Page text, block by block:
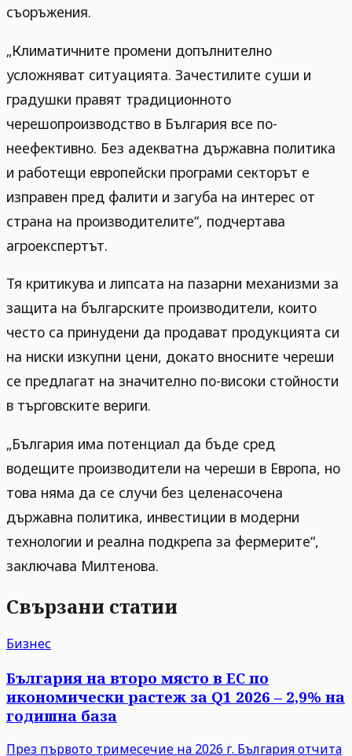
съоръжения.
„Климатичните промени допълнително
усложняват ситуацията. Зачестилите суши и
градушки правят традиционното
черешопроизводство в България все по-
неефективно. Без адекватна държавна политика
и работещи европейски програми секторът е
изправен пред фалити и загуба на интерес от
страна на производителите“, подчертава
агроекспертът.
Тя критикува и липсата на пазарни механизми за
защита на българските производители, които
често са принудени да продават продукцията си
на ниски изкупни цени, докато вносните череши
се предлагат на значително по-високи стойности
в търговските вериги.
„България има потенциал да бъде сред
водещите производители на череши в Европа, но
това няма да се случи без целенасочена
държавна политика, инвестиции в модерни
технологии и реална подкрепа за фермерите“,
заключава Милтенова.
Свързани статии
Бизнес
България на второ място в ЕС по
икономически растеж за Q1 2026 – 2,9% на
годишна база
През първото тримесечие на 2026 г. България отчита